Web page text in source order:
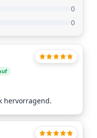
0
0
hervorragend.